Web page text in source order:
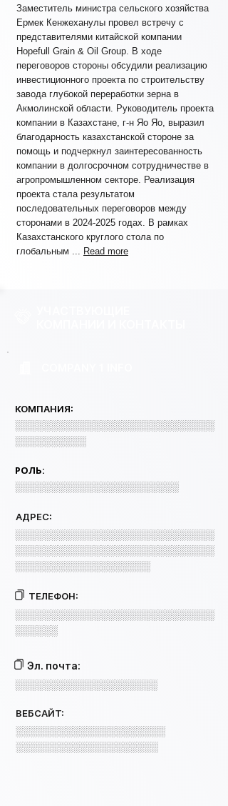
Заместитель министра сельского хозяйства
Ермек Кенжеханулы провел встречу с
представителями китайской компании
Hopefull Grain & Oil Group. В ходе
переговоров стороны обсудили реализацию
инвестиционного проекта по строительству
завода глубокой переработки зерна в
Акмолинской области. Руководитель проекта
компании в Казахстане, г-н Яо Яо, выразил
благодарность казахстанской стороне за
помощь и подчеркнул заинтересованность
компании в долгосрочном сотрудничестве в
агропромышленном секторе. Реализация
проекта стала результатом
последовательных переговоров между
сторонами в 2024-2025 годах. В рамках
Казахстанского круглого стола по
глобальным ... Read more
КОМПАНИЯ:
░░░░░░░░░░░░░░░░░░░░░░░░░░░░
░░░░░░░░░░
РОЛЬ:
░░░░░░░░░░░░░░░░░░░░░░░
АДРЕС:
░░░░░░░░░░░░░░░░░░░░░░░░░░░░
░░░░░░░░░░░░░░░░░░░░░░░░░░░░
░░░░░░░░░░░░░░░░░░░
ТЕЛЕФОН:
░░░░░░░░░░░░░░░░░░░░░░░░░░░░
░░░░░░
Эл. почта:
░░░░░░░░░░░░░░░░░░░░
ВЕБСАЙТ:
░░░░░░░░░░░░░░░░░░░░░
░░░░░░░░░░░░░░░░░░░░